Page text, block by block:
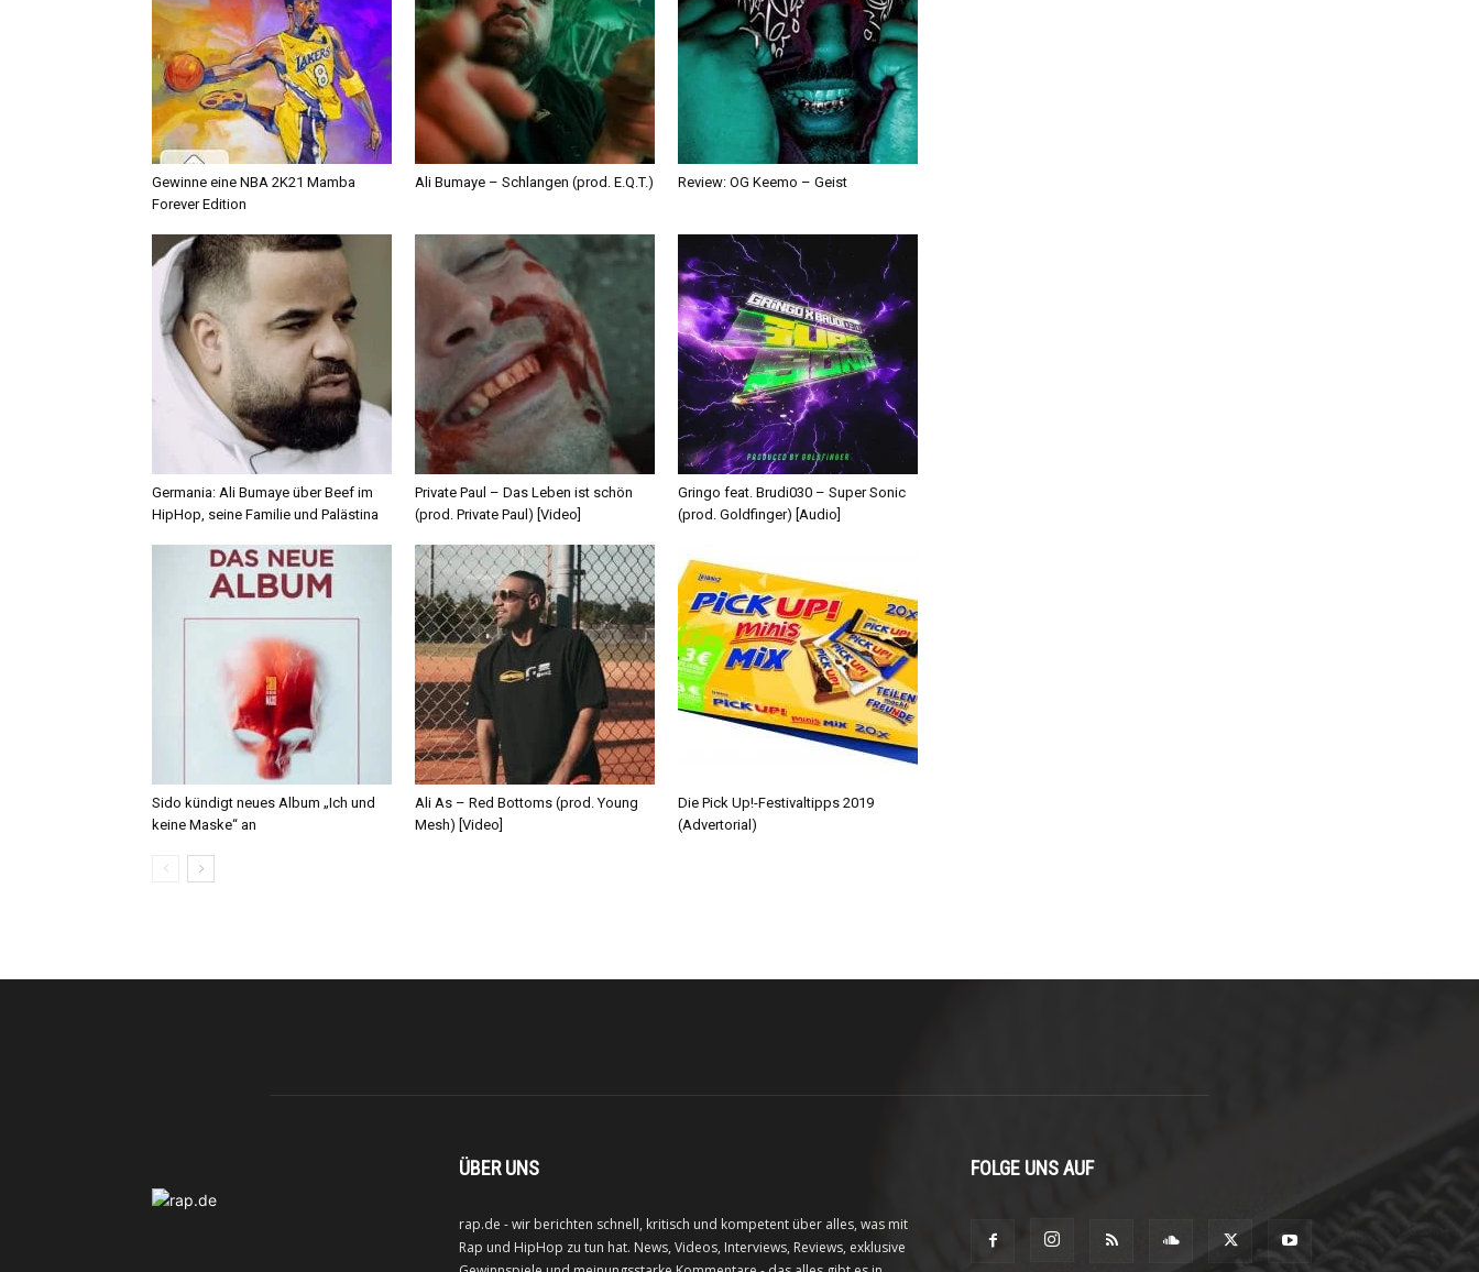
Gewinne eine NBA 2K21 Mamba
Forever Edition
Ali Bumaye – Schlangen (prod. E.Q.T.) Review: OG Keemo – Geist
Germania: Ali Bumaye über Beef im
HipHop, seine Familie und Palästina
Private Paul – Das Leben ist schön
(prod. Private Paul) [Video]
Gringo feat. Brudi030 – Super Sonic
(prod. Goldfinger) [Audio]
Sido kündigt neues Album „Ich und
keine Maske“ an
Ali As – Red Bottoms (prod. Young
Mesh) [Video]
Die Pick Up!-Festivaltipps 2019
(Advertorial)
ÜBER UNS
rap.de - wir berichten schnell, kritisch und kompetent über alles, was mit
Rap und HipHop zu tun hat. News, Videos, Interviews, Reviews, exklusive
FOLGE UNS AUF